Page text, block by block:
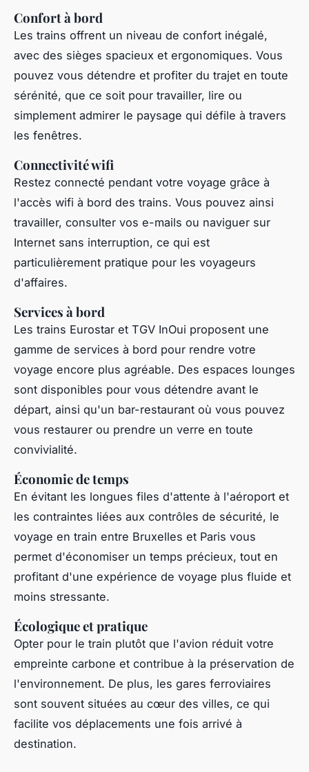
Confort à bord
Les trains offrent un niveau de confort inégalé,
avec des sièges spacieux et ergonomiques. Vous
pouvez vous détendre et profiter du trajet en toute
sérénité, que ce soit pour travailler, lire ou
simplement admirer le paysage qui défile à travers
les fenêtres.
Connectivité wifi
Restez connecté pendant votre voyage grâce à
l'accès wifi à bord des trains. Vous pouvez ainsi
travailler, consulter vos e-mails ou naviguer sur
Internet sans interruption, ce qui est
particulièrement pratique pour les voyageurs
d'affaires.
Services à bord
Les trains Eurostar et TGV InOui proposent une
gamme de services à bord pour rendre votre
voyage encore plus agréable. Des espaces lounges
sont disponibles pour vous détendre avant le
départ, ainsi qu'un bar-restaurant où vous pouvez
vous restaurer ou prendre un verre en toute
convivialité.
Économie de temps
En évitant les longues files d'attente à l'aéroport et
les contraintes liées aux contrôles de sécurité, le
voyage en train entre Bruxelles et Paris vous
permet d'économiser un temps précieux, tout en
profitant d'une expérience de voyage plus fluide et
moins stressante.
Écologique et pratique
Opter pour le train plutôt que l'avion réduit votre
empreinte carbone et contribue à la préservation de
l'environnement. De plus, les gares ferroviaires
sont souvent situées au cœur des villes, ce qui
facilite vos déplacements une fois arrivé à
destination.